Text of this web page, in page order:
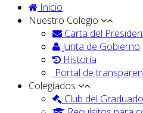
Inicio
Nuestro Colegio
Carta del
Junta de Gobierno
Historia
Portal de
Colegiados
Club del Graduado